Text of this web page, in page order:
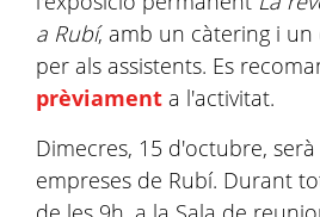
a Rubí, amb un càtering i un
per als assistents. Es
prèviament a l'activitat.
Dimecres, 15 d'octubre,
empreses de Rubí. Durant